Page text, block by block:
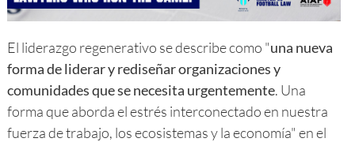
El liderazgo regenerativo se describe como "una nueva
forma de liderar y rediseñar organizaciones y
comunidades que se necesita urgentemente. Una
forma que aborda el estrés interconectado en nuestra
fuerza de trabajo, los ecosistemas y la economía" en el